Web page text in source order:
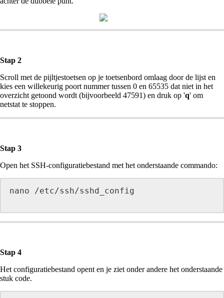
Stap 2
Scroll met de pijltjestoetsen op je toetsenbord omlaag door de lijst en
kies een willekeurig poort nummer tussen 0 en 65535 dat niet in het
overzicht getoond wordt (bijvoorbeeld 47591) en druk op 'q' om
netstat te stoppen.
Stap 3
Open het SSH-configuratiebestand met het onderstaande commando:
nano /etc/ssh/sshd_config
Stap 4
Het configuratiebestand opent en je ziet onder andere het onderstaande
stuk code.